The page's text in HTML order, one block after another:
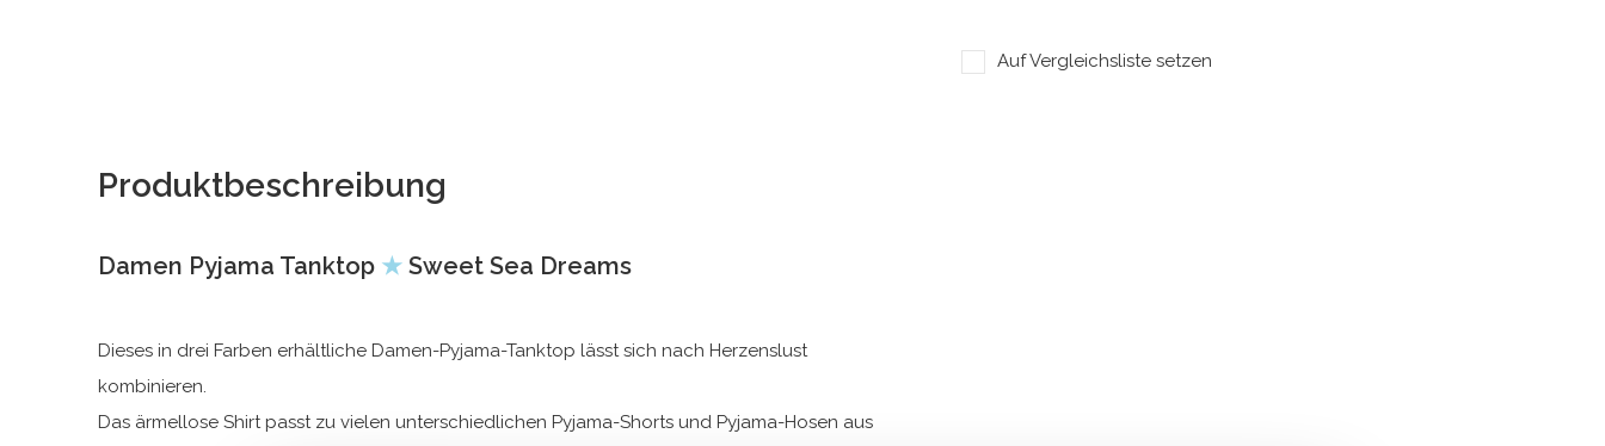
Auf Vergleichsliste setzen
Produktbeschreibung
Damen Pyjama Tanktop ★ Sweet Sea Dreams
Dieses in drei Farben erhältliche Damen-Pyjama-Tanktop lässt sich nach Herzenslust
kombinieren.
Das ärmellose Shirt passt zu vielen unterschiedlichen Pyjama-Shorts und Pyjama-Hosen aus